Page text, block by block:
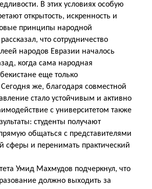
В этих условиях особую
открытость, искренность и
принципы народной
что сотрудничество
народов Евразии началось
когда сама народная
еще только
же, благодаря совместной
стало устойчивым и активно
с университетом также
студенты получают
общаться с представителями
сферы и перенимать практический
Умид Махмудов подчеркнул, что
должно выходить за